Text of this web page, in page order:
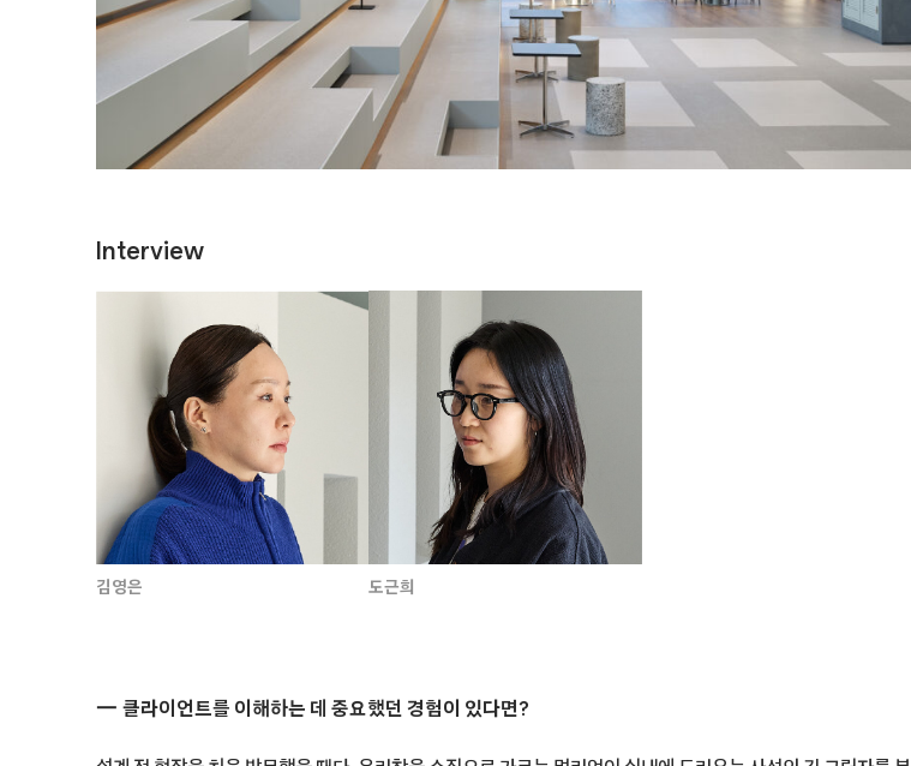
Interview
김영은 도근희
클라이언트를 이해하는 데 중요했던 경험이 있다면?